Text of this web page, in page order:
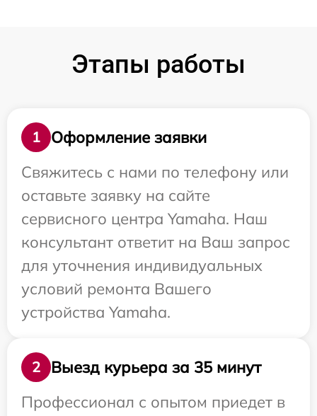
Этапы работы
1
Оформление заявки
Свяжитесь с нами по телефону или
оставьте заявку на сайте
сервисного центра Yamaha. Наш
консультант ответит на Ваш запрос
для уточнения индивидуальных
условий ремонта Вашего
устройства Yamaha.
2
Выезд курьера за 35 минут
Профессионал с опытом приедет в